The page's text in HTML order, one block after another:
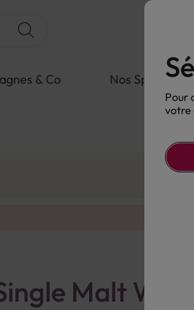
& Co Nos Spiritueux
Malt
Pour
votre